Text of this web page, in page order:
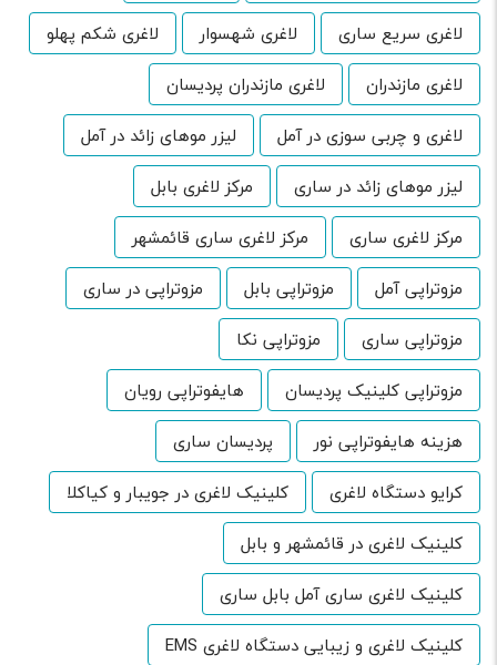
لاغری سریع ساری
لاغری شهسوار
لاغری شکم پهلو
لاغری مازندران
لاغری مازندران پردیسان
لاغری و چربی سوزی در آمل
لیزر موهای زائد در آمل
لیزر موهای زائد در ساری
مرکز لاغری بابل
مرکز لاغری ساری
مرکز لاغری ساری قائمشهر
مزوتراپی آمل
مزوتراپی بابل
مزوتراپی در ساری
مزوتراپی ساری
مزوتراپی نکا
مزوتراپی کلینیک پردیسان
هایفوتراپی رویان
هزینه هایفوتراپی نور
پردیسان ساری
کرایو دستگاه لاغری
کلینیک لاغری در جویبار و کیاکلا
کلینیک لاغری در قائمشهر و بابل
کلینیک لاغری ساری آمل بابل ساری
کلینیک لاغری و زیبایی دستگاه لاغری EMS